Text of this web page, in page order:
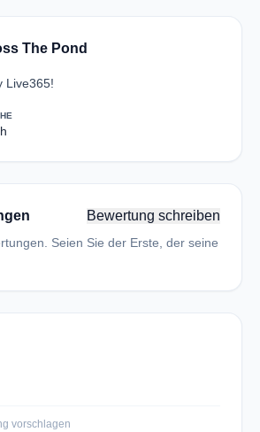
The Pond
Live365!
Bewertung schreiben
Seien Sie der Erste, der seine
vorschlagen